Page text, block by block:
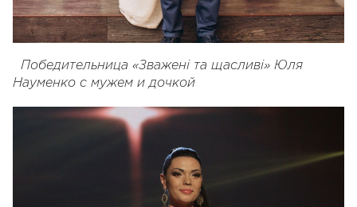
Победительница «Зважені та щасливі» Юля
Науменко с мужем и дочкой